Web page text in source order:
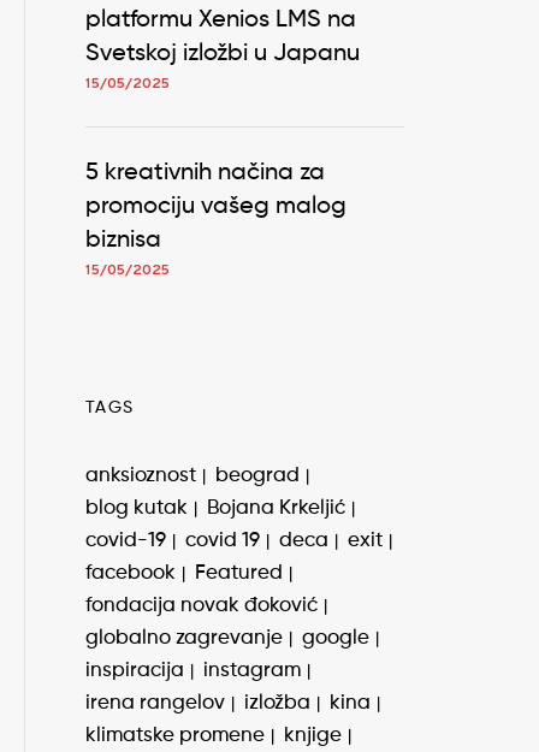
platformu Xenios LMS na
Svetskoj izložbi u Japanu
15/05/2025
5 kreativnih načina za
promociju vašeg malog
biznisa
15/05/2025
TAGS
anksioznost
beograd
blog kutak
Bojana Krkeljić
covid-19
covid 19 deca
exit
facebook
Featured
fondacija novak đoković
globalno zagrevanje
google
inspiracija
instagram
irena rangelov
izložba
kina
klimatske promene
knjige